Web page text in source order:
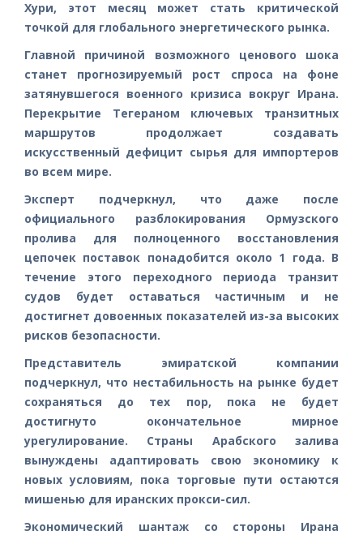
Хури, этот месяц может стать критической
точкой для глобального энергетического рынка.
Главной причиной возможного ценового шока
станет прогнозируемый рост спроса на фоне
затянувшегося военного кризиса вокруг Ирана.
Перекрытие Тегераном ключевых транзитных
маршрутов продолжает создавать
искусственный дефицит сырья для импортеров
во всем мире.
Эксперт подчеркнул, что даже после
официального разблокирования Ормузского
пролива для полноценного восстановления
цепочек поставок понадобится около 1 года. В
течение этого переходного периода транзит
судов будет оставаться частичным и не
достигнет довоенных показателей из-за высоких
рисков безопасности.
Представитель эмиратской компании
подчеркнул, что нестабильность на рынке будет
сохраняться до тех пор, пока не будет
достигнуто окончательное мирное
урегулирование. Страны Арабского залива
вынуждены адаптировать свою экономику к
новых условиям, пока торговые пути остаются
мишенью для иранских прокси-сил.
Экономический шантаж со стороны Ирана